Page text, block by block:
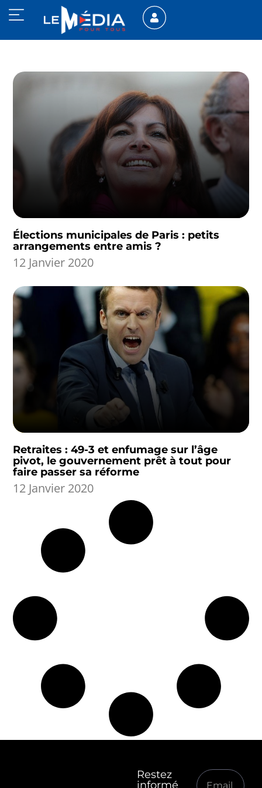
Élections municipales de Paris : petits
arrangements entre amis ?
12 Janvier 2020
Retraites : 49-3 et enfumage sur l’âge
pivot, le gouvernement prêt à tout pour
faire passer sa réforme
12 Janvier 2020
Restez
informé